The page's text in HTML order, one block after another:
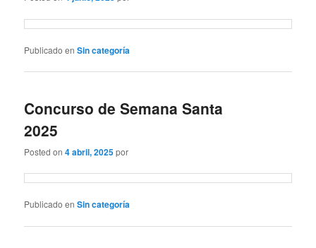
Publicado en Sin categoría
Concurso de Semana Santa
2025
Posted on4 abril, 2025por
Publicado en Sin categoría